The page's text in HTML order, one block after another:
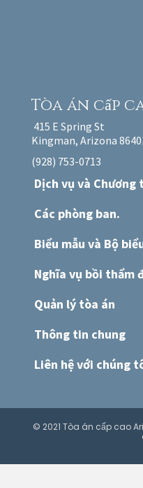
Tòa án cấp
415 E Spring St
Kingman, Arizona
(928) 753-0713
Dịch vụ và Chương
Các phòng ban.
Biểu mẫu và Bộ
Nghĩa vụ bồi thẩm
Quản lý tòa án
Thông tin chung
Liên hệ với chúng
© 2021 Tòa án cấp cao